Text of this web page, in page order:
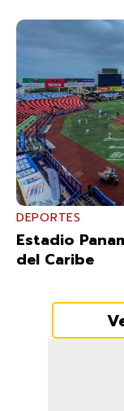
DEPORTES
Estadio
del Caribe